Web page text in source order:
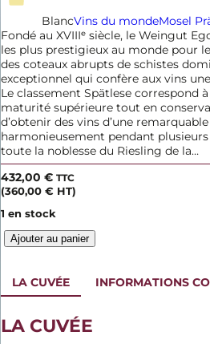
BlancVins du mondeMosel
Fondé au XVIIIᵉ siècle, le Weingut
les plus prestigieux au monde pour
des coteaux abrupts de schistes
exceptionnel qui confère aux vins
Le classement Spätlese correspond
maturité supérieure tout en
d’obtenir des vins d’une
harmonieusement pendant plusieurs
toute la noblesse du Riesling de la…
432,00 € TTC
(360,00 €HT)
1 en stock
q
u
t
t
Ajouter au panier
LA CUVÉE INFORMATIONS
LA CUVÉE